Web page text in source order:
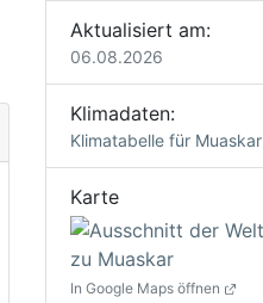
Aktualisiert am:
06.08.2026
Klimadaten:
Klimatabelle für Muaskar
Karte
In Google Maps öffnen